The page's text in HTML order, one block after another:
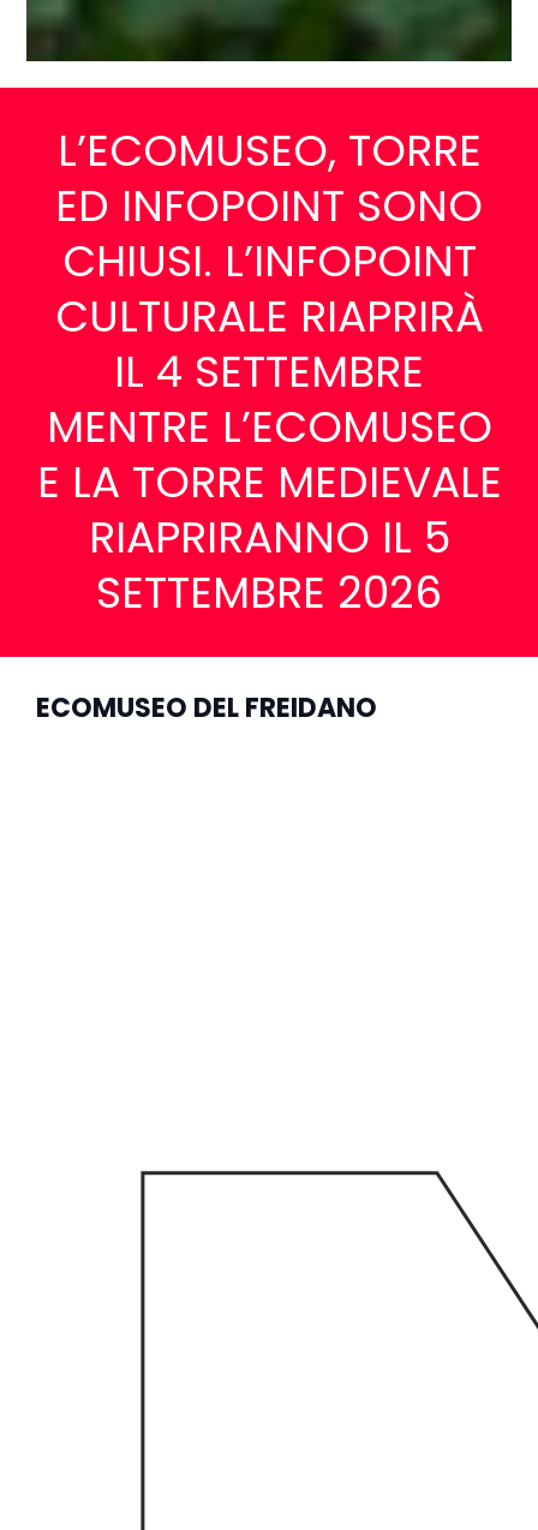
L’ECOMUSEO, TORRE
ED INFOPOINT SONO
CHIUSI. L’INFOPOINT
CULTURALE RIAPRIRÀ
IL 4 SETTEMBRE
MENTRE L’ECOMUSEO
E LA TORRE MEDIEVALE
RIAPRIRANNO IL 5
SETTEMBRE 2026
ECOMUSEO DEL FREIDANO